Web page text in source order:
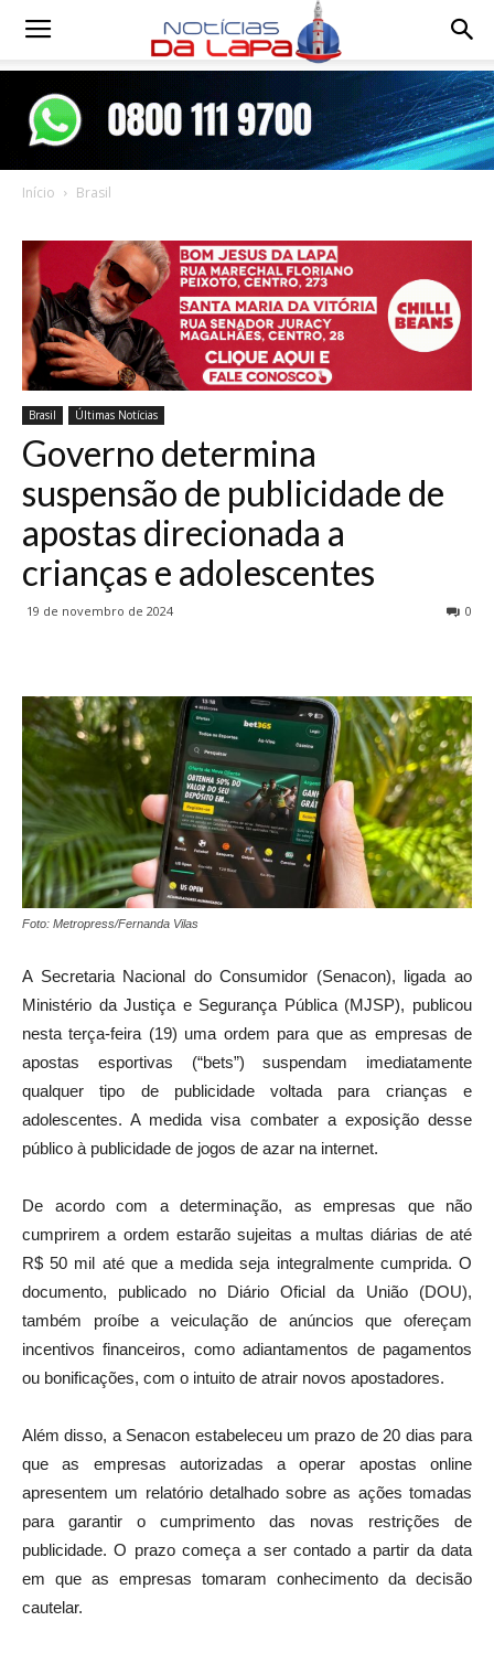
Notícias
Início Brasil
Brasil Últimas Notícias
Governo determina
suspensão de publicidade de
apostas direcionada a
crianças e adolescentes
19 de novembro de 2024 0
Foto: Metropress/Fernanda Vilas
A Secretaria Nacional do Consumidor (Senacon), ligada ao
Ministério da Justiça e Segurança Pública (MJSP), publicou
nesta terça-feira (19) uma ordem para que as empresas de
apostas esportivas (“bets”) suspendam imediatamente
qualquer tipo de publicidade voltada para crianças e
adolescentes. A medida visa combater a exposição desse
público à publicidade de jogos de azar na internet.
De acordo com a determinação, as empresas que não
cumprirem a ordem estarão sujeitas a multas diárias de até
R$ 50 mil até que a medida seja integralmente cumprida. O
documento, publicado no Diário Oficial da União (DOU),
também proíbe a veiculação de anúncios que ofereçam
incentivos financeiros, como adiantamentos de pagamentos
ou bonificações, com o intuito de atrair novos apostadores.
Além disso, a Senacon estabeleceu um prazo de 20 dias para
que as empresas autorizadas a operar apostas online
apresentem um relatório detalhado sobre as ações tomadas
para garantir o cumprimento das novas restrições de
publicidade. O prazo começa a ser contado a partir da data
em que as empresas tomaram conhecimento da decisão
cautelar.